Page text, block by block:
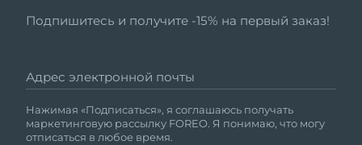
Подпишитесь и получите -15% на первый заказ!
Адрес электронной почты
Нажимая «Подписаться», я соглашаюсь получать
маркетинговую рассылку FOREO. Я понимаю, что могу
отписаться в любое время.